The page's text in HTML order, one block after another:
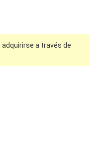
a través de